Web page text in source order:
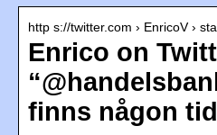
http s://twitter.com › EnricoV ›
Enrico on
finns någon